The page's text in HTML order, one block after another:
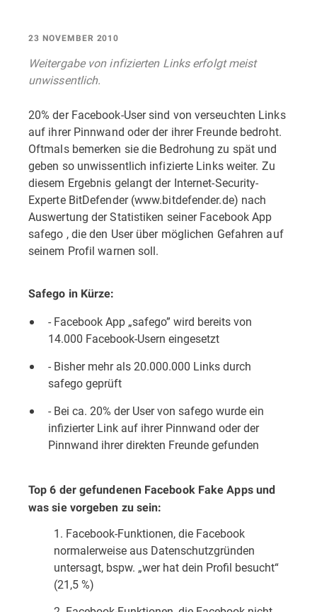
23 NOVEMBER 2010
Weitergabe von infizierten Links erfolgt meist
unwissentlich.
20% der Facebook-User sind von verseuchten Links
auf ihrer Pinnwand oder der ihrer Freunde bedroht.
Oftmals bemerken sie die Bedrohung zu spät und
geben so unwissentlich infizierte Links weiter. Zu
diesem Ergebnis gelangt der Internet-Security-
Experte BitDefender (www.bitdefender.de) nach
Auswertung der Statistiken seiner Facebook App
safego , die den User über möglichen Gefahren auf
seinem Profil warnen soll.
Safego in Kürze:
- Facebook App „safego” wird bereits von
14.000 Facebook-Usern eingesetzt
- Bisher mehr als 20.000.000 Links durch
safego geprüft
- Bei ca. 20% der User von safego wurde ein
infizierter Link auf ihrer Pinnwand oder der
Pinnwand ihrer direkten Freunde gefunden
Top 6 der gefundenen Facebook Fake Apps und
was sie vorgeben zu sein:
1. Facebook-Funktionen, die Facebook
normalerweise aus Datenschutzgründen
untersagt, bspw. „wer hat dein Profil besucht“
(21,5 %)